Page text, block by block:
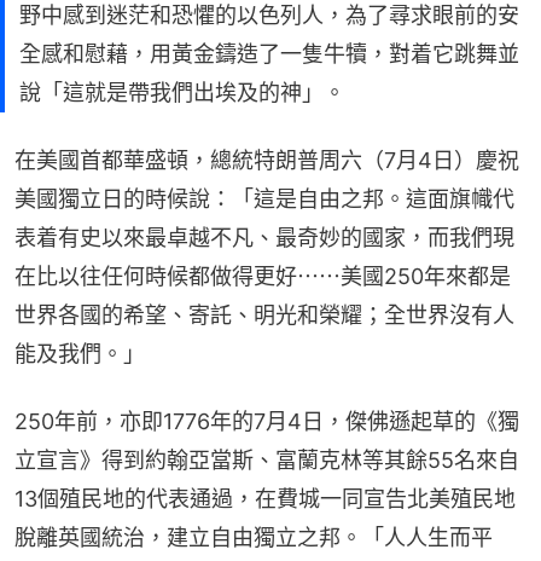
野中感到迷茫和恐懼的以色列人，為了尋求眼前的安
全感和慰藉，用黃金鑄造了一隻牛犢，對着它跳舞並
說「這就是帶我們出埃及的神」。
在美國首都華盛頓，總統特朗普周六（7月4日）慶祝
美國獨立日的時候說：「這是自由之邦。這面旗幟代
表着有史以來最卓越不凡、最奇妙的國家，而我們現
在比以往任何時候都做得更好⋯⋯美國250年來都是
世界各國的希望、寄託、明光和榮耀；全世界沒有人
能及我們。」
250年前，亦即1776年的7月4日，傑佛遜起草的《獨
立宣言》得到約翰亞當斯、富蘭克林等其餘55名來自
13個殖民地的代表通過，在費城一同宣告北美殖民地
脫離英國統治，建立自由獨立之邦。「人人生而平